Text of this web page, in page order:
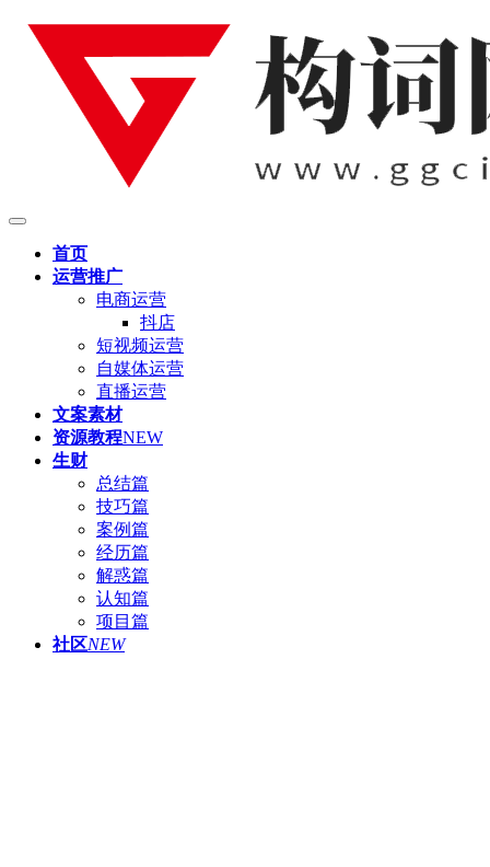
首页
运营推广
电商运营
抖店
短视频运营
自媒体运营
直播运营
文案素材
资源教程NEW
生财
总结篇
技巧篇
案例篇
经历篇
解惑篇
认知篇
项目篇
社区NEW